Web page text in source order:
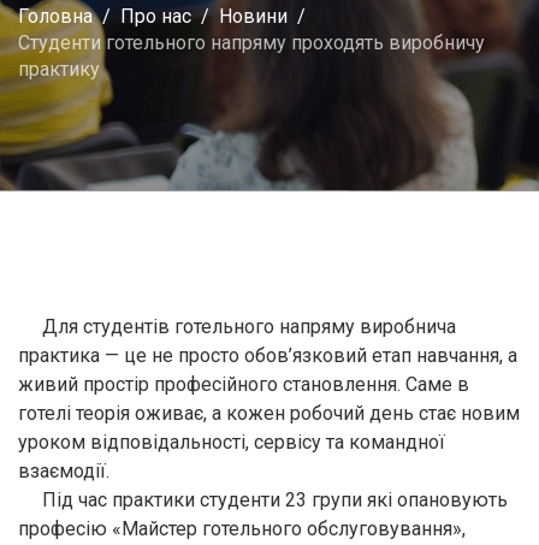
Головна Про нас
Новини
Студенти готельного напряму проходять виробничу
практику
Для студентів готельного напряму виробнича
практика — це не просто обов’язковий етап навчання, а
живий простір професійного становлення. Саме в
готелі теорія оживає, а кожен робочий день стає новим
уроком відповідальності, сервісу та командної
взаємодії.
Під час практики студенти 23 групи які опановують
професію «Майстер готельного обслуговування»,